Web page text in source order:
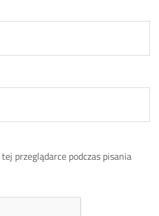
przeglądarce podczas pisania